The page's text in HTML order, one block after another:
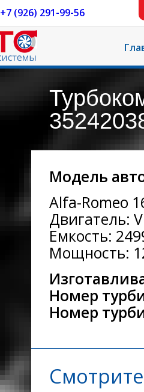
+7 (926) 291-99-56
Модель
Alfa-Romeo
Двигатель:
Емкость:
Мощность:
Номер
Номер